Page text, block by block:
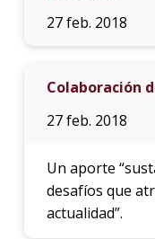
27 feb. 2018
Colaboración
27 feb. 2018
Un aporte
desafíos que
actualidad”.